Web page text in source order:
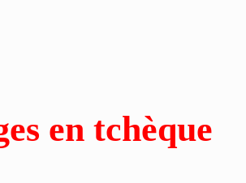
en tchèque